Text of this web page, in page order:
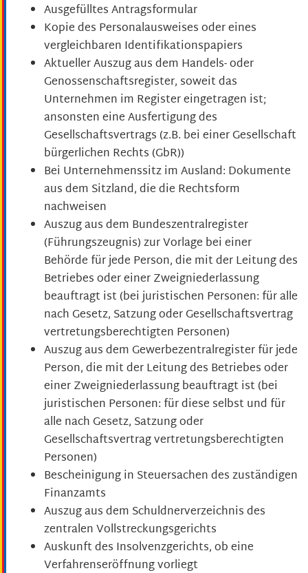
Ausgefülltes Antragsformular
Kopie des Personalausweises oder eines
vergleichbaren Identifikationspapiers
Aktueller Auszug aus dem Handels- oder
Genossenschaftsregister, soweit das
Unternehmen im Register eingetragen ist;
ansonsten eine Ausfertigung des
Gesellschaftsvertrags (z.B. bei einer Gesellschaft
bürgerlichen Rechts (GbR))
Bei Unternehmenssitz im Ausland: Dokumente
aus dem Sitzland, die die Rechtsform
nachweisen
Auszug aus dem Bundeszentralregister
(Führungszeugnis) zur Vorlage bei einer
Behörde für jede Person, die mit der Leitung des
Betriebes oder einer Zweigniederlassung
beauftragt ist (bei juristischen Personen: für alle
nach Gesetz, Satzung oder Gesellschaftsvertrag
vertretungsberechtigten Personen)
Auszug aus dem Gewerbezentralregister für jede
Person, die mit der Leitung des Betriebes oder
einer Zweigniederlassung beauftragt ist (bei
juristischen Personen: für diese selbst und für
alle nach Gesetz, Satzung oder
Gesellschaftsvertrag vertretungsberechtigten
Personen)
Bescheinigung in Steuersachen des zuständigen
Finanzamts
Auszug aus dem Schuldnerverzeichnis des
zentralen Vollstreckungsgerichts
Auskunft des Insolvenzgerichts, ob eine
Verfahrenseröffnung vorliegt